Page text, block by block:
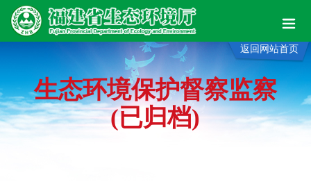
生态环境保护督察监察
(已归档)
返回网站首页